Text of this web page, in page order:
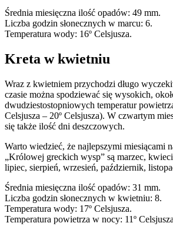
Średnia miesięczna ilość opadów: 49 mm.
Liczba godzin słonecznych w marcu: 6.
Temperatura wody: 16º Celsjusza.
Kreta w kwietniu
Wraz z kwietniem przychodzi długo
czasie można spodziewać się wysokich,
dwudziestostopniowych temperatur
Celsjusza – 20º Celsjusza). W czwartym
się także ilość dni deszczowych.
Warto wiedzieć, że najlepszymi miesiącami
„Królowej greckich wysp” są marzec,
lipiec, sierpień, wrzesień, październik,
Średnia miesięczna ilość opadów: 31 mm.
Liczba godzin słonecznych w kwietniu: 8.
Temperatura wody: 17º Celsjusza.
Temperatura powietrza w nocy: 11º